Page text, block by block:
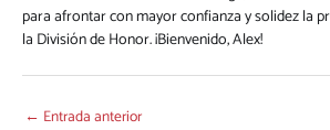
para afrontar con mayor confianza y solidez la
la División de Honor. ¡Bienvenido, Alex!
← Entrada anterior